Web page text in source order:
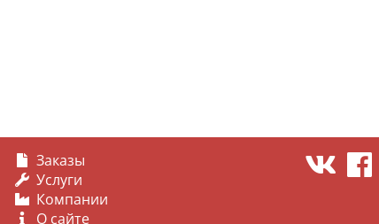
Заказы
Услуги
Компании
О сайте